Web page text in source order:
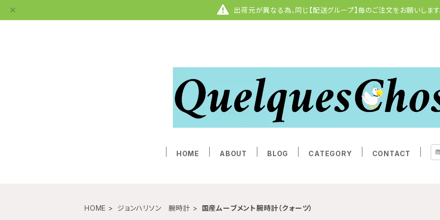
出荷元が異なる為、同じ【配送グループ】毎のご注文をお願いします
HOME ABOUT BLOG CATEGORY CONTACT
HOME ジョンハリソン 腕時計 国産ムーブメント腕時計（クォーツ）